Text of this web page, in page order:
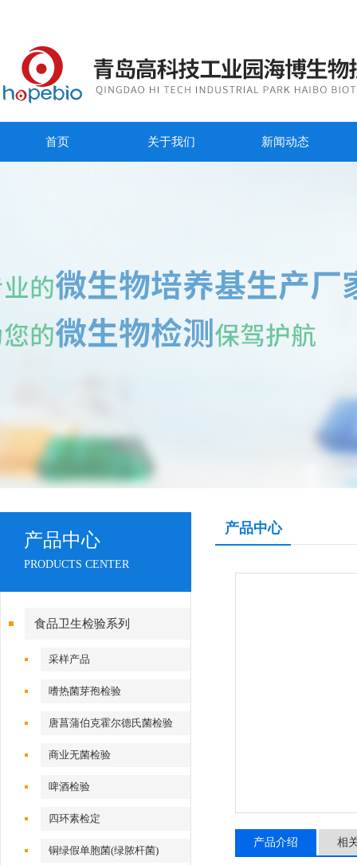
首页 关于我们 新闻动态
产品中心
PRODUCTS CENTER
食品卫生检验系列
采样产品
嗜热菌芽孢检验
唐菖蒲伯克霍尔德氏菌检验
商业无菌检验
啤酒检验
四环素检定
铜绿假单胞菌(绿脓杆菌)
产品中心
产品介绍 相